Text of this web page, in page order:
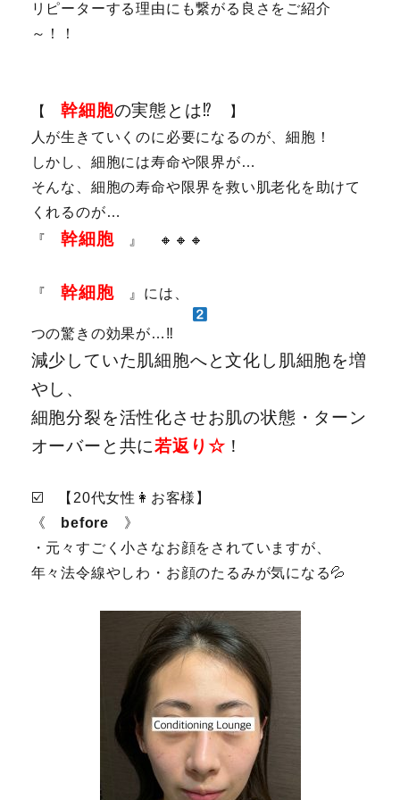
リピーターする理由にも繋がる良さをご紹介
～！！
【幹細胞の実態とは⁉️
】
人が生きていくのに必要になるのが、細胞！
しかし、細胞には寿命や限界が…
そんな、細胞の寿命や限界を救い肌老化を助けて
くれるのが…
『幹細胞』 🔸🔸🔸
『幹細胞』には、
つの驚きの効果が…‼️
減少していた肌細胞へと文化し肌細胞を増
やし、
細胞分裂を活性化させお肌の状態・ターン
オーバーと共に若返り☆ ！
☑️ 【20代女性👩お客様】
《
before 》
・元々すごく小さなお顔をされていますが、
年々法令線やしわ・お顔のたるみが気になる💦